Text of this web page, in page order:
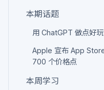
本期话题
用 ChatGPT 做点好
Apple 宣布 App
700 个价格点
本周学习